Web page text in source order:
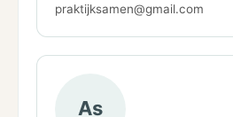
praktijksamen@gmail.com
As